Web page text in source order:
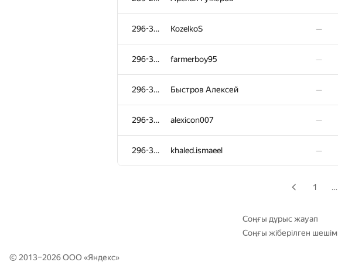
296-300 KozelkoS —
296-300 farmerboy95 —
296-300 Быстров Алексей —
296-300 alexicon007 —
296-300 khaled.ismaeel —
alex.zabashta
batony4
aangairbender
demidenko
Teh Game Of Thrones
—
1 …
Соңғы дұрыс жауап
Соңғы жіберілген шешім
© 2013–2026 ООО «Яндекс»